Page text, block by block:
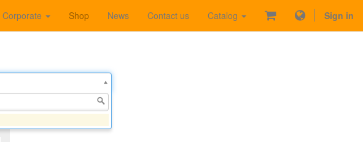
Corporate Shop News Contact us Catalog Sign in